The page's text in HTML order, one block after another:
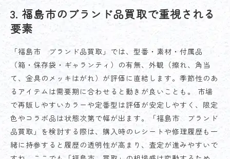
3. 福島市のブランド品買取で重視される
要素
「福島市 ブランド品買取」では、型番・素材・付属品
（箱・保存袋・ギャランティ）の有無、外観（擦れ、角当
て、金具のメッキはがれ）が評価に直結します。季節性のあ
るアイテムは需要期に合わせると動きが良いことも。 市場
で再販しやすいカラーや定番型は評価が安定しやすく、限定
色やコラボ品は状態次第で幅が出ます。「福島市 ブランド
品買取」を検討する際は、購入時のレシートや修理履歴も一
緒に持参すると履歴の透明性が高まり、査定が進みやすいで